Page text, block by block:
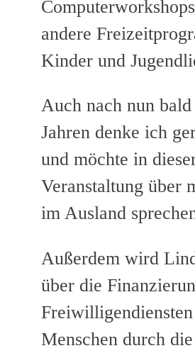
andere
Kinder und
Auch nach nun
Jahren denke ich
und möchte in
Veranstaltung über
im Ausland
Außerdem wird
über die
Menschen durch die